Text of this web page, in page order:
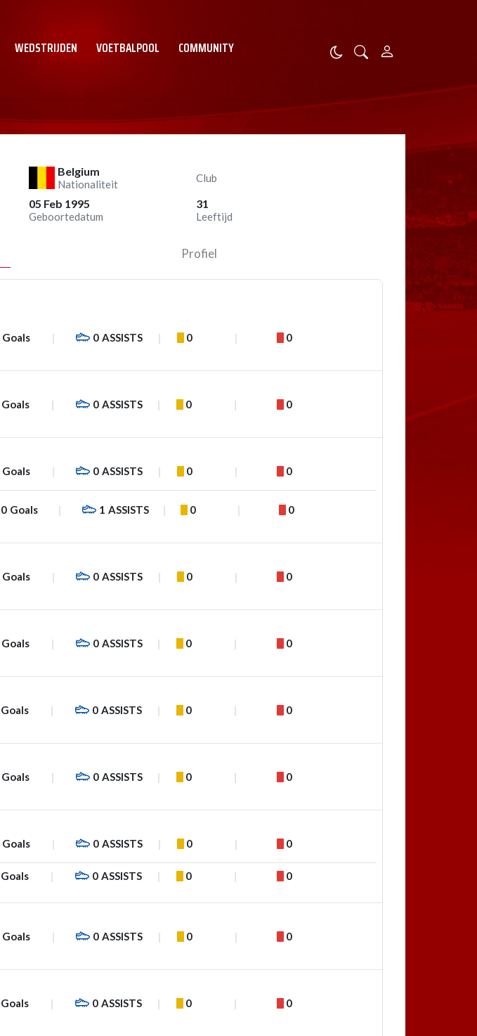
WEDSTRIJDEN VOETBALPOOL COMMUNITY
Belgium
Nationaliteit
Club
05 Feb 1995
Geboortedatum
31
Leeftijd
Profiel
Goals 0 ASSISTS 0 0
Goals 0 ASSISTS 0 0
Goals 0 ASSISTS 0 0
0 Goals 1 ASSISTS 0 0
Goals 0 ASSISTS 0 0
Goals 0 ASSISTS 0 0
Goals 0 ASSISTS 0 0
Goals 0 ASSISTS 0 0
Goals 0 ASSISTS 0 0
Goals 0 ASSISTS 0 0
Goals 0 ASSISTS 0 0
Goals 0 ASSISTS 0 0